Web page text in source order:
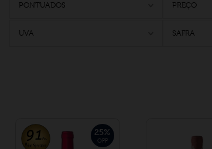
UVA
PONTUADOS
SAFRA
PREÇO
25%
OFF